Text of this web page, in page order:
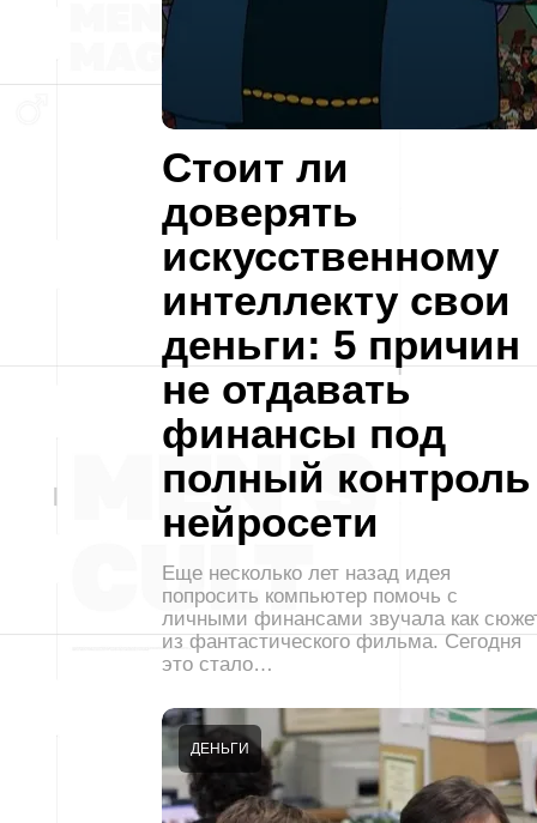
Стоит ли
доверять
искусственному
интеллекту свои
деньги: 5 причин
не отдавать
финансы под
полный контроль
нейросети
Еще несколько лет назад идея
попросить компьютер помочь с
личными финансами звучала как
из фантастического фильма. Сегодня
это стало…
ДЕНЬГИ